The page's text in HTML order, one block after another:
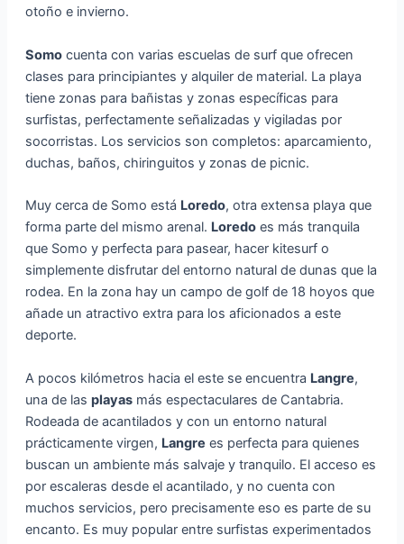
otoño e invierno.
Somocuenta con varias escuelas de surf que ofrecen
clases para principiantes y alquiler de material. La playa
tiene zonas para bañistas y zonas específicas para
surfistas, perfectamente señalizadas y vigiladas por
socorristas. Los servicios son completos: aparcamiento,
duchas, baños, chiringuitos y zonas de picnic.
Muy cerca de Somo está Loredo, otra extensa playa que
forma parte del mismo arenal. Loredoes más tranquila
que Somo y perfecta para pasear, hacer kitesurf o
simplemente disfrutar del entorno natural de dunas que la
rodea. En la zona hay un campo de golf de 18 hoyos que
añade un atractivo extra para los aficionados a este
deporte.
A pocos kilómetros hacia el este se encuentra Langre,
una de las playasmás espectaculares de Cantabria.
Rodeada de acantilados y con un entorno natural
prácticamente virgen, Langre es perfecta para quienes
buscan un ambiente más salvaje y tranquilo. El acceso es
por escaleras desde el acantilado, y no cuenta con
muchos servicios, pero precisamente eso es parte de su
encanto. Es muy popular entre surfistas experimentados